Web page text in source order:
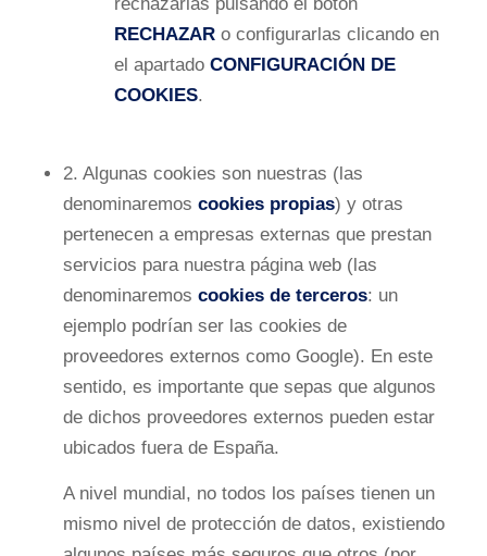
RECHAZARo configurarlas clicando en
el apartado CONFIGURACIÓN DE
COOKIES.
2. Algunas cookies son nuestras (las
denominaremos cookies propias) y otras
pertenecen a empresas externas que prestan
servicios para nuestra página web (las
denominaremos cookies de terceros: un
ejemplo podrían ser las cookies de
proveedores externos como Google). En este
sentido, es importante que sepas que algunos
de dichos proveedores externos pueden estar
ubicados fuera de España.
A nivel mundial, no todos los países tienen un
mismo nivel de protección de datos, existiendo